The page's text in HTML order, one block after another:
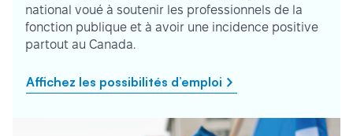
national voué à soutenir les professionnels de la
fonction publique et à avoir une incidence positive
partout au Canada.
Affichez les possibilités d’emploi